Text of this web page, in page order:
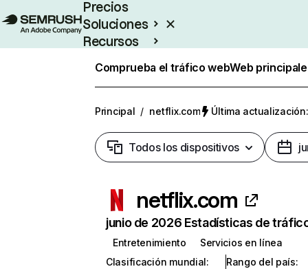
Precios
Soluciones
Recursos
Comprueba el tráfico webWeb
Principal / netflix.com Última
Todos los dispositivos
netflix.com
junio de 2026 Estadísticas de
Entretenimiento
Servicios en línea
Clasificación mundial:
Rango del país: